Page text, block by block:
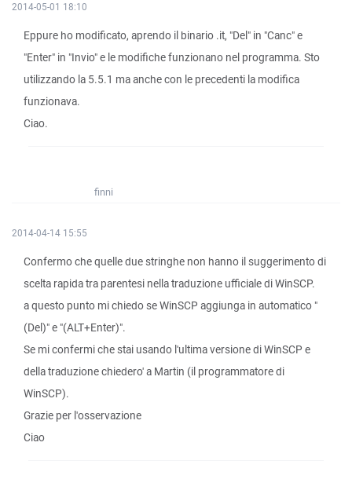
2014-05-01 18:10
Eppure ho modificato, aprendo il binario .it, "Del" in "Canc" e
"Enter" in "Invio" e le modifiche funzionano nel programma. Sto
utilizzando la 5.5.1 ma anche con le precedenti la modifica
funzionava.
Ciao.
finni
2014-04-14 15:55
Confermo che quelle due stringhe non hanno il suggerimento di
scelta rapida tra parentesi nella traduzione ufficiale di WinSCP.
a questo punto mi chiedo se WinSCP aggiunga in automatico "
(Del)" e "(ALT+Enter)".
Se mi confermi che stai usando l'ultima versione di WinSCP e
della traduzione chiedero' a Martin (il programmatore di
WinSCP).
Grazie per l'osservazione
Ciao